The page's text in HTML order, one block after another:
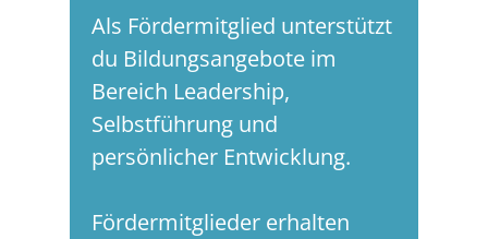
Als Fördermitglied unterstützt
du Bildungsangebote im
Bereich Leadership,
Selbstführung und
persönlicher Entwicklung.
Fördermitglieder erhalten